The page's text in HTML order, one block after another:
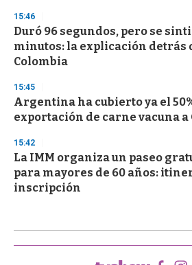
15:46
Duró 96 segundos, pero se
minutos: la explicación detrás
Colombia
15:45
Argentina ha cubierto ya el
exportación de carne vacuna a
15:42
La IMM organiza un paseo
para mayores de 60 años:
inscripción